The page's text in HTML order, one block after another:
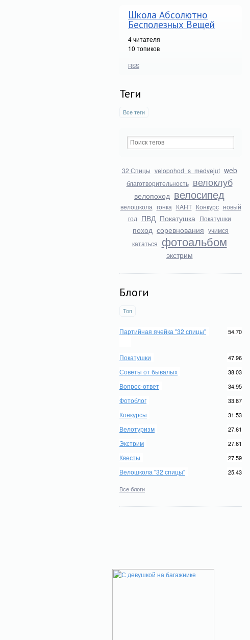
Школа Абсолютно
Бесполезных Вещей
4читателя
10 топиков
RSS
Теги
Все теги
32 Спицы velopohod_s_medvejut web
благотворительность велоклуб
велопоход велосипед
велошкола гонка КАНТ Конкурс новый
год ПВД Покатушка Покатушки
поход соревнования учимся
кататься фотоальбом
экстрим
Блоги
Топ
Партийная ячейка "32 спицы" 54.70
Покатушки 47.96
Советы от бывалых 38.03
Вопрос-ответ 34.95
Фотоблог 33.87
Конкурсы 31.53
Велотуризм 27.61
Экстрим 27.61
Квесты 27.59
Велошкола "32 спицы" 25.43
Все блоги